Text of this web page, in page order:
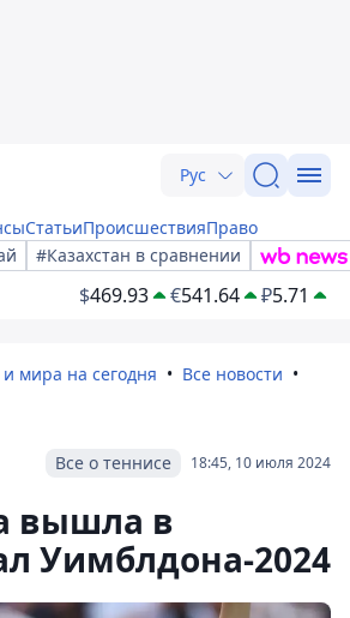
Рус
СтатьиПроисшествияПраво
#Казахстан в сравнении
$469.93 €541.64 ₽5.71
мира на сегодня
Все новости
18:45, 10 июля 2024
Все о теннисе
вышла в
Уимблдона-2024